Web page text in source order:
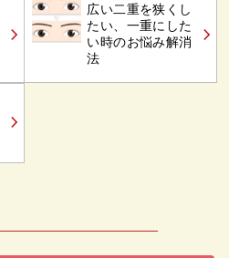
広い二重を狭くし
たい、一重にした
い時のお悩み解消
法